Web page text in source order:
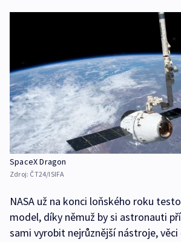
SpaceX Dragon
Zdroj: ČT24/ISIFA
NASA už na konci loňského roku
model, díky němuž by si astronauti
sami vyrobit nejrůznější nástroje,